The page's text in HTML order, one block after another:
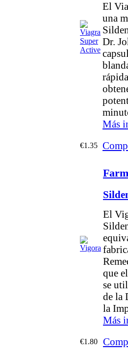
El
una
Dr.
Más
€1.35
El
que
se
de la
la
Más
€1.80